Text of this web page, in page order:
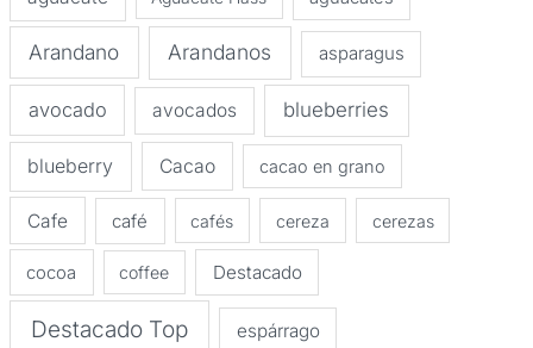
Arandano Arandanos asparagus
avocado avocados blueberries
blueberry Cacao cacao en grano
Cafe café cafés cereza cerezas
cocoa coffee Destacado
Destacado Top espárrago